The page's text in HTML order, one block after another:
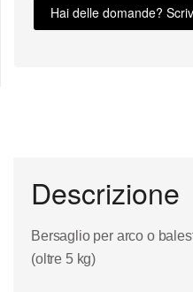
Hai delle domande?
Descrizione
Bersaglio per arco o
(oltre 5 kg)